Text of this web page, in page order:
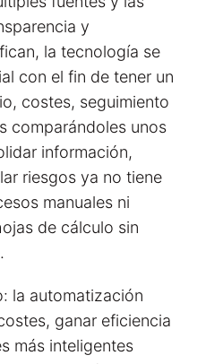
y
la tecnología se
con el fin de tener un
costes, seguimiento
comparándoles unos
información,
riesgos ya no tiene
manuales ni
de cálculo sin
la automatización
ganar eficiencia
más inteligentes